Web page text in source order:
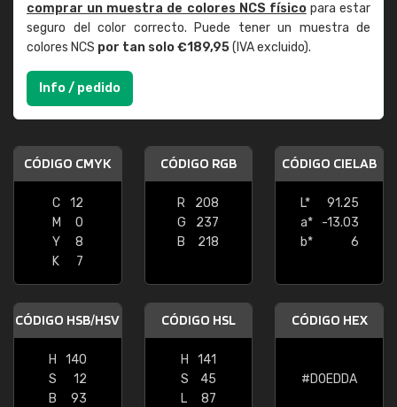
comprar un muestra de colores NCS físicopara estar
seguro del color correcto. Puede tener un muestra de
colores NCS por tan solo €189,95(IVA excluido).
Info / pedido
CÓDIGO CMYK
C
12
M
0
Y
8
K
7
CÓDIGO RGB
R
208
G
237
B
218
CÓDIGO CIELAB
L*
91.25
a*
-13.03
b*
6
CÓDIGO HSB/HSV
H
140
S
12
B
93
CÓDIGO HSL
H
141
S
45
L
87
CÓDIGO HEX
#D0EDDA